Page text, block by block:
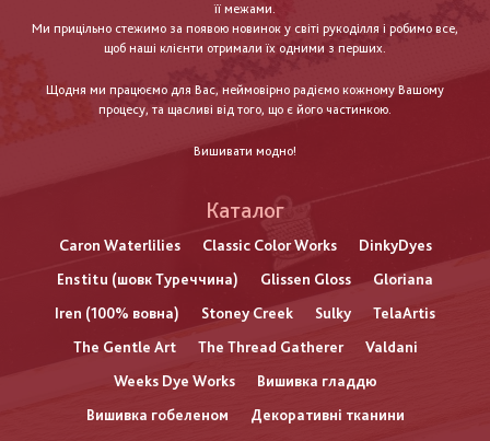
її межами.
Ми прицільно стежимо за появою новинок у світі рукоділля і робимо все,
щоб наші клієнти отримали їх одними з перших.
Щодня ми працюємо для Вас, неймовірно радіємо кожному Вашому
процесу, та щасливі від того, що є його частинкою.
Вишивати модно!
Каталог
Caron Waterlilies Classic Color Works
DinkyDyes
Enstitu (шовк Туреччина)
Glissen Gloss
Gloriana
Iren (100% вовна)
Stoney Creek Sulky
TelaArtis
The Gentle Art
The Thread Gatherer
Valdani
Weeks Dye Works
Вишивка гладдю
Вишивка гобеленом
Декоративні тканини